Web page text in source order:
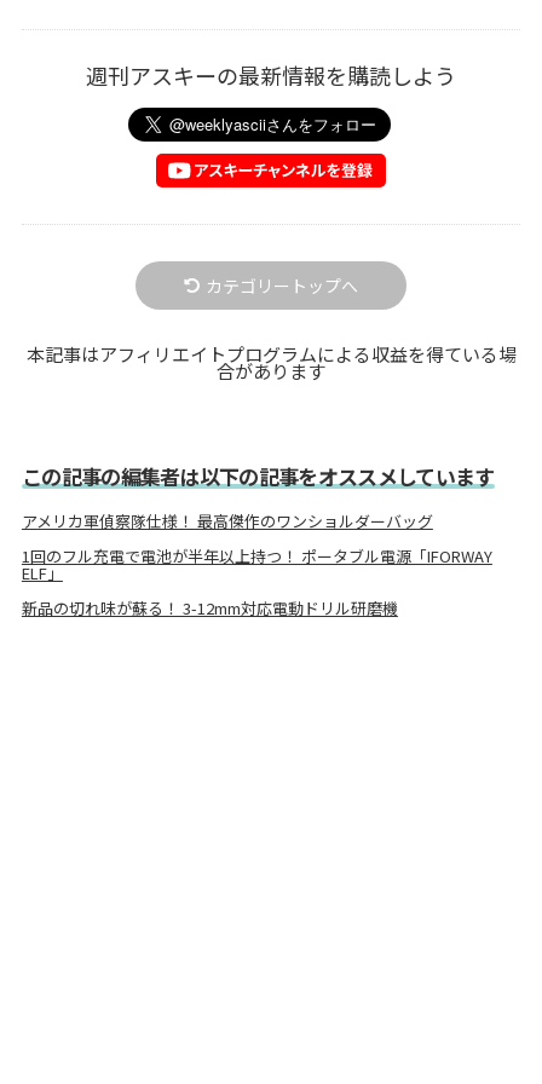
週刊アスキーの最新情報を購読しよう
カテゴリートップへ
本記事はアフィリエイトプログラムによる収益を得ている場
合があります
この記事の編集者は以下の記事をオススメしています
アメリカ軍偵察隊仕様！ 最高傑作のワンショルダーバッグ
1回のフル充電で電池が半年以上持つ！ ポータブル電源「IFORWAY
ELF」
新品の切れ味が蘇る！ 3-12mm対応電動ドリル研磨機